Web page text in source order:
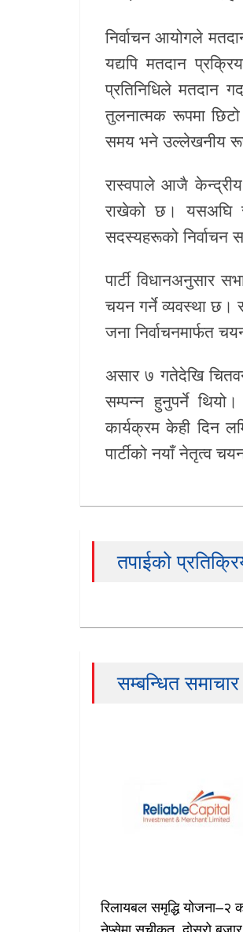
निर्वाचन आयोगले
यद्यपि मतदान
प्रतिनिधिले मतदान
तुलनात्मक रूपमा
समय भने उल्लेखनीय
रास्वपाले आजै केन्द्रीय
राखेको छ। यसअघि
सदस्यहरूको निर्वाचन
पार्टी विधानअनुसार
चयन गर्ने व्यवस्था छ।
जना निर्वाचनमार्फत
असार ७ गतेदेखि
सम्पन्न हुनुपर्ने
कार्यक्रम केही दिन
पार्टीको नयाँ नेतृत्व
तपाईको
सम्बन्धित समाचार
रिलायबल समृद्धि योजना–२